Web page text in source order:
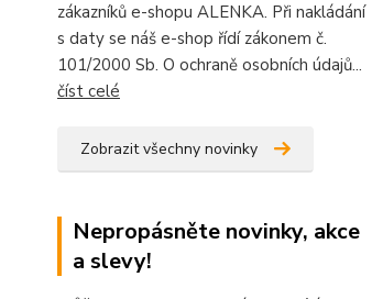
zákazníků e-shopu ALENKA. Při nakládání
s daty se náš e-shop řídí zákonem č.
101/2000 Sb. O ochraně osobních údajů...
číst celé
Zobrazit všechny novinky
Nepropásněte novinky, akce
a slevy!